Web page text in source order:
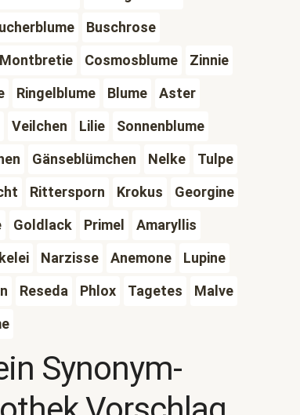
Buschrose
Montbretie Cosmosblume
Zinnie
Ringelblume Blume
Aster
Veilchen Lilie
Sonnenblume
Gänseblümchen Nelke
Tulpe
Rittersporn Krokus
Georgine
Goldlack Primel
Amaryllis
Narzisse Anemone
Lupine
Reseda Phlox Tagetes
Malve
Synonym-